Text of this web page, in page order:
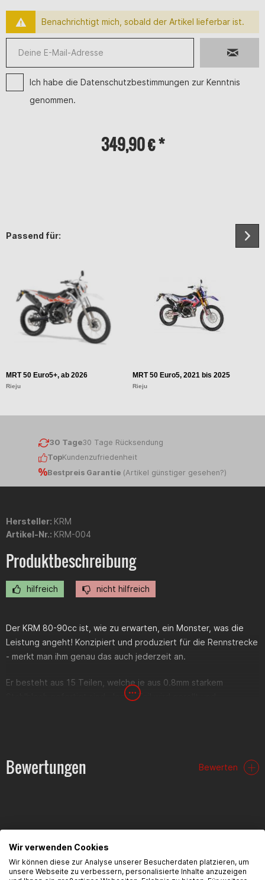
Benachrichtigt mich, sobald der Artikel lieferbar ist.
Ich habe die Datenschutzbestimmungen zur Kenntnis
genommen.
349,90 € *
Passend für:
MRT 50 Euro5+, ab 2026
Rieju
MRT 50 Euro5, 2021 bis 2025
Rieju
30 Tage30 Tage Rücksendung
TopKundenzufriedenheit
Bestpreis Garantie (Artikel günstiger gesehen?)
Hersteller: KRM
Artikel-Nr.: KRM-004
Produktbeschreibung
hilfreich nicht hilfreich
Der KRM 80-90cc ist, wie zu erwarten, ein Monster, was die
Leistung angeht! Konzipiert und produziert für die Rennstrecke
- merkt man ihm genau das auch jederzeit an.
Er besteht aus 15 Teilen, welche je aus 0.8mm starkem
Stahlblech gefertigt sind. Jedes Teil wird gerollt und
unbedingt einen Schalldämpfer KRM 70-90cc mit diesem
Krümmer verwenden. Diese findet ihr in vielen verschiedenen
Auspuffkrümmer
Flansch
Bewertungen Bewerten
FAQ
Wir verwenden Cookies
Wir können diese zur Analyse unserer Besucherdaten platzieren, um
unsere Webseite zu verbessern, personalisierte Inhalte anzuzeigen